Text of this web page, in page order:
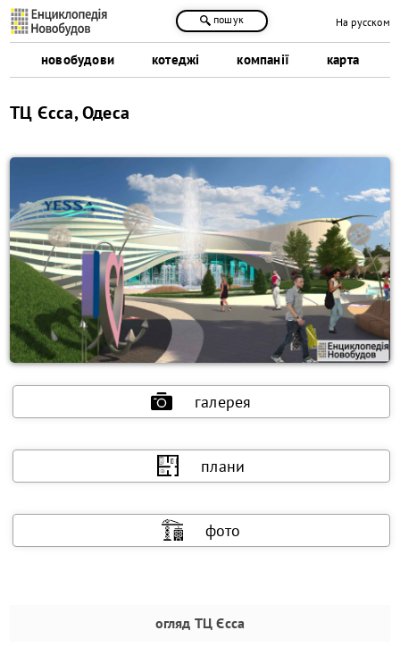
новобудови котеджі компанії карта
пошук На русском
ТЦ Єсса, Одеса
галерея
плани
фото
огляд ТЦ Єсса